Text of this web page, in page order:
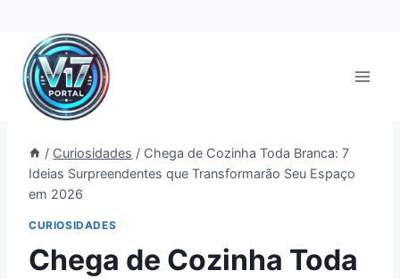
Pular
para
Conteúdo
/ Curiosidades / Chega de Cozinha Toda Branca: 7
Ideias Surpreendentes que Transformarão Seu Espaço
em 2026
CURIOSIDADES
Chega de Cozinha Toda